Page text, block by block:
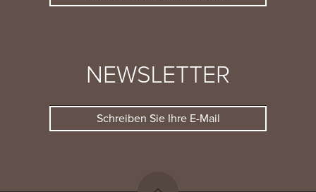
NEWSLETTER
Schreiben Sie Ihre E-Mail